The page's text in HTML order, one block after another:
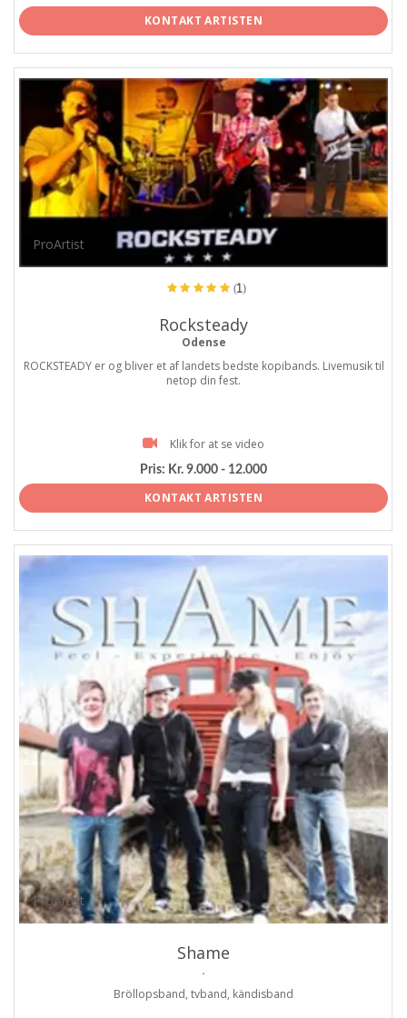
KONTAKT ARTISTEN
ProArtist
(1)
Rocksteady
Odense
ROCKSTEADY er og bliver et af landets bedste kopibands. Livemusik til
netop din fest.
Klik for at se video
Pris: Kr. 9.000 - 12.000
KONTAKT ARTISTEN
ProArtist
Shame
.
Bröllopsband, tvband, kändisband